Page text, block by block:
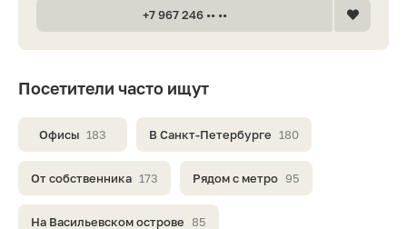
Посетители часто ищут
Офисы 183 В Санкт-Петербурге 180
От собственника 173 Рядом с метро 95
На Васильевском острове 85
+7 967 246 •• ••